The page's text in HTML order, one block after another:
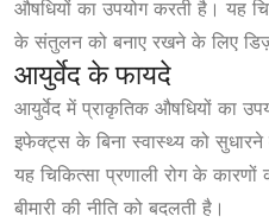
औषधियों का उपयोग करती है। यह
के संतुलन को बनाए रखने के लिए
आयुर्वेद के फायदे
आयुर्वेद में प्राकृतिक औषधियों का
इफेक्ट्स के बिना स्वास्थ्य को
यह चिकित्सा प्रणाली रोग के
बीमारी की नीति को बदलती है।